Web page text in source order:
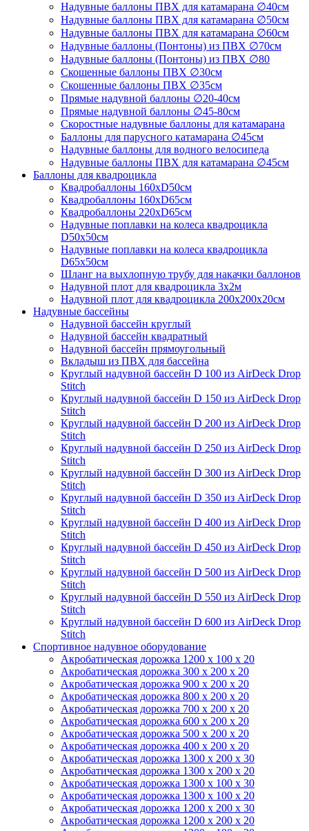
Надувные баллоны ПВХ для катамарана ∅40см
Надувные баллоны ПВХ для катамарана ∅50см
Надувные баллоны ПВХ для катамарана ∅60см
Надувные баллоны (Понтоны) из ПВХ ∅70см
Надувные баллоны (Понтоны) из ПВХ ∅80
Скошенные баллоны ПВХ ∅30см
Скошенные баллоны ПВХ ∅35см
Прямые надувной баллоны ∅20-40см
Прямые надувной баллоны ∅45-80см
Скоростные надувные баллоны для катамарана
Баллоны для парусного катамарана ∅45см
Надувные баллоны для водного велосипеда
Надувные баллоны ПВХ для катамарана ∅45см
Баллоны для квадроцикла
Квадробаллоны 160хD50см
Квадробаллоны 160хD65см
Квадробаллоны 220хD65см
Надувные поплавки на колеса квадроцикла
D50х50см
Надувные поплавки на колеса квадроцикла
D65х50см
Шланг на выхлопную трубу для накачки баллонов
Надувной плот для квадроцикла 3х2м
Надувной плот для квадроцикла 200х200х20см
Надувные бассейны
Надувной бассейн круглый
Надувной бассейн квадратный
Надувной бассейн прямоугольный
Вкладыш из ПВХ для бассейна
Круглый надувной бассейн D 100 из AirDeck Drop
Stitch
Круглый надувной бассейн D 150 из AirDeck Drop
Stitch
Круглый надувной бассейн D 200 из AirDeck Drop
Stitch
Круглый надувной бассейн D 250 из AirDeck Drop
Stitch
Круглый надувной бассейн D 300 из AirDeck Drop
Stitch
Круглый надувной бассейн D 350 из AirDeck Drop
Stitch
Круглый надувной бассейн D 400 из AirDeck Drop
Stitch
Круглый надувной бассейн D 450 из AirDeck Drop
Stitch
Круглый надувной бассейн D 500 из AirDeck Drop
Stitch
Круглый надувной бассейн D 550 из AirDeck Drop
Stitch
Круглый надувной бассейн D 600 из AirDeck Drop
Stitch
Спортивное надувное оборудование
Акробатическая дорожка 1200 x 100 x 20
Акробатическая дорожка 300 x 200 x 20
Акробатическая дорожка 900 x 200 x 20
Акробатическая дорожка 800 x 200 x 20
Акробатическая дорожка 700 x 200 x 20
Акробатическая дорожка 600 x 200 x 20
Акробатическая дорожка 500 x 200 x 20
Акробатическая дорожка 400 x 200 x 20
Акробатическая дорожка 1300 x 200 x 30
Акробатическая дорожка 1300 x 200 x 20
Акробатическая дорожка 1300 x 100 x 30
Акробатическая дорожка 1300 x 100 x 20
Акробатическая дорожка 1200 x 200 x 30
Акробатическая дорожка 1200 x 200 x 20